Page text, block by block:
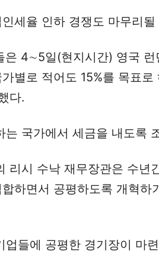
세율 인하 경쟁도 마무리
은 4∼5일(현지시간) 영국 런
별로 적어도 15%를 목표
다.
는 국가에서 세금을 내도록
리시 수낙 재무장관은 수년
하면서 공평하도록 개혁하
들에 공평한 경기장이 마